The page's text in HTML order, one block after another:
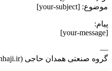
موضوع: [your-subject]
پیام:
[your-message]
—
گروه صنعتی همدان حاجی (https://www.hamedanhaji.ir)